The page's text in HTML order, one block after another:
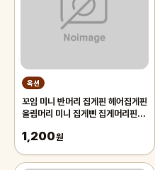
옥션
꼬임 미니 반머리 집게핀 헤어집게핀
올림머리 미니 집게삔 집게머리핀 소
1,200원